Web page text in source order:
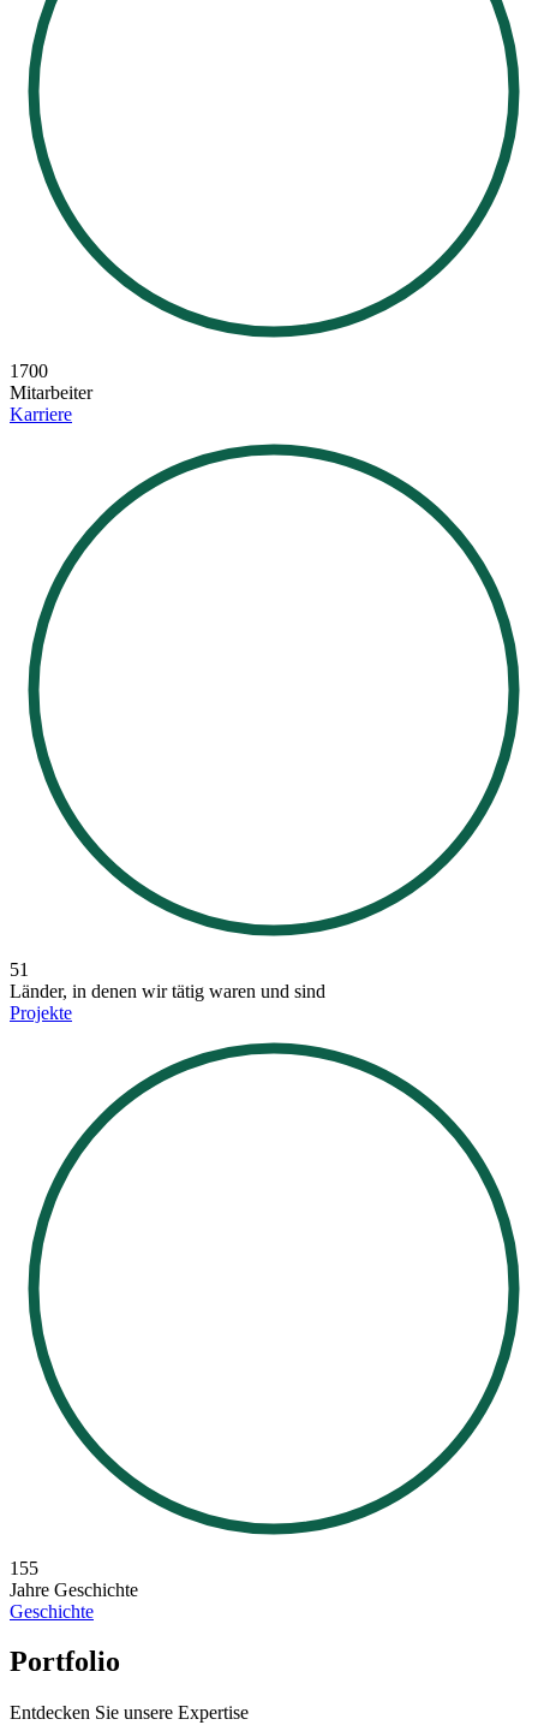
1700
Mitarbeiter
Karriere
51
Länder, in denen wir tätig waren und sind
Projekte
155
Jahre Geschichte
Geschichte
Portfolio
Entdecken Sie unsere Expertise